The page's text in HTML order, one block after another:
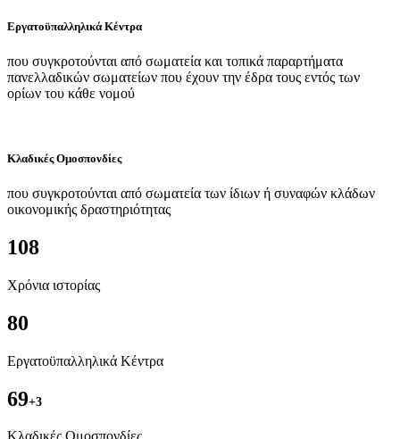
Εργατοϋπαλληλικά Κέντρα
που συγκροτούνται από σωματεία και τοπικά παραρτήματα
πανελλαδικών σωματείων που έχουν την έδρα τους εντός των
ορίων του κάθε νομού
Κλαδικές Ομοσπονδίες
που συγκροτούνται από σωματεία των ίδιων ή συναφών κλάδων
οικονομικής δραστηριότητας
108
Χρόνια ιστορίας
80
Εργατοϋπαλληλικά Κέντρα
69+3